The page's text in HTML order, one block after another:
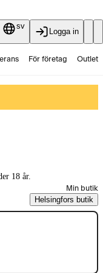
sv
Logga in
För företag Outlet
18 år.
Min butik
Helsingfors butik